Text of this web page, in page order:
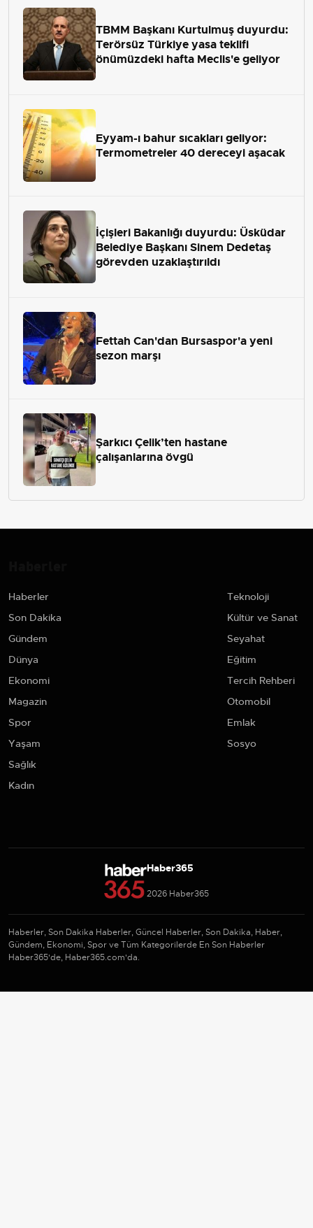
TBMM Başkanı Kurtulmuş duyurdu:
Terörsüz Türkiye yasa teklifi
önümüzdeki hafta Meclis'e geliyor
Eyyam-ı bahur sıcakları geliyor:
Termometreler 40 dereceyi aşacak
İçişleri Bakanlığı duyurdu: Üsküdar
Belediye Başkanı Sinem Dedetaş
görevden uzaklaştırıldı
Fettah Can'dan Bursaspor'a yeni
sezon marşı
Şarkıcı Çelik’ten hastane
çalışanlarına övgü
Haberler
Son Dakika
Gündem
Dünya
Ekonomi
Magazin
Spor
Yaşam
Sağlık
Kadın
Teknoloji
Kültür ve Sanat
Seyahat
Eğitim
Tercih Rehberi
Otomobil
Emlak
Sosyo
Haber365
2026 Haber365
Haberler, Son Dakika Haberler, Güncel Haberler, Son Dakika, Haber,
Gündem, Ekonomi, Spor ve Tüm Kategorilerde En Son Haberler
Haber365'de, Haber365.com'da.